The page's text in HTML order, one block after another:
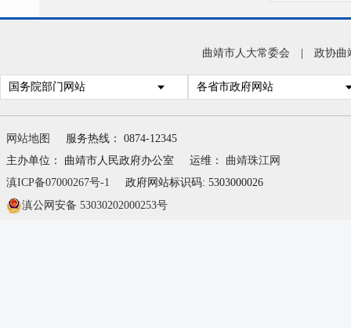
曲靖市人大常委会 政协曲
国务院部门网站 各省市政府网站
网站地图
服务热线： 0874-12345
主办单位： 曲靖市人民政府办公室
运维： 曲靖珠江网
滇ICP备07000267号-1
政府网站标识码: 5303000026
滇公网安备 53030202000253号